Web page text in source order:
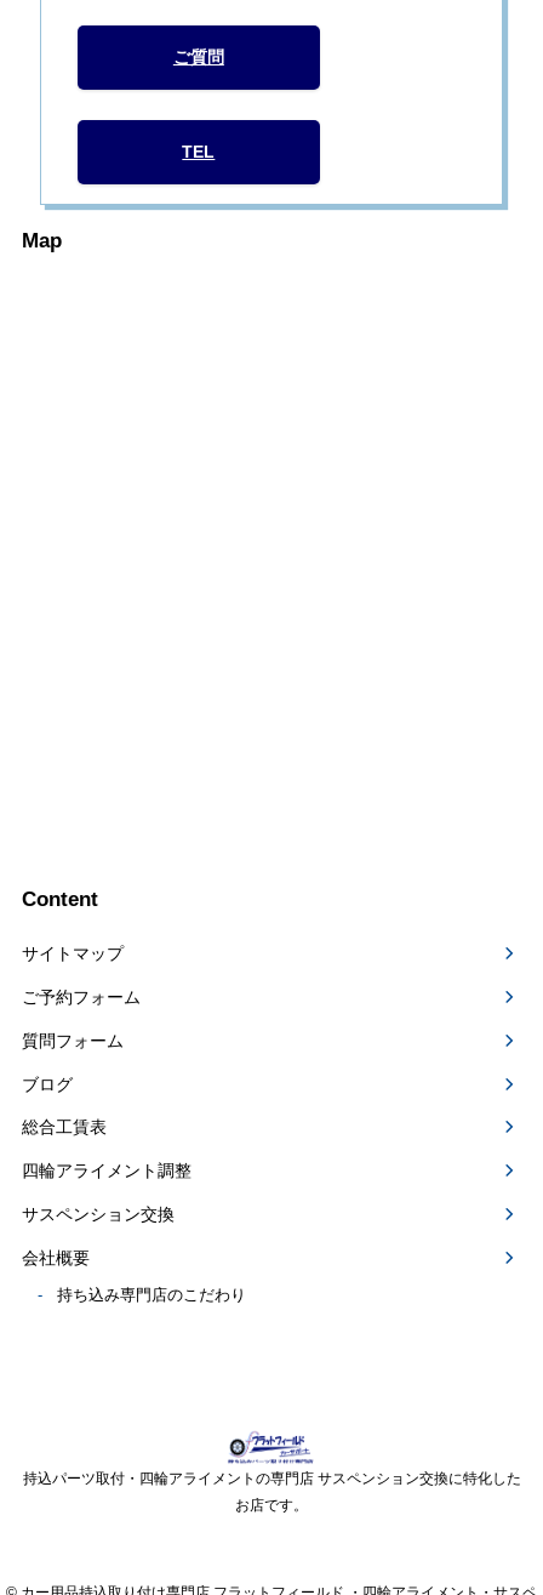
ご質問
TEL
Map
Content
サイトマップ
ご予約フォーム
質問フォーム
ブログ
総合工賃表
四輪アライメント調整
サスペンション交換
会社概要
持ち込み専門店のこだわり
持込パーツ取付・四輪アライメントの専門店 サスペンション交換に特化した
お店です。